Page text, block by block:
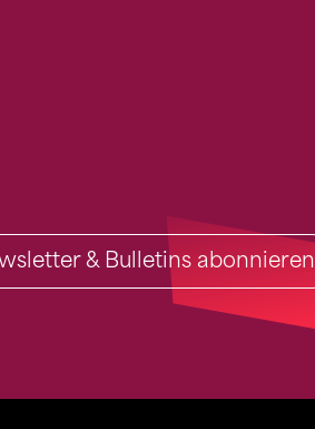
& Bulletins abonnieren